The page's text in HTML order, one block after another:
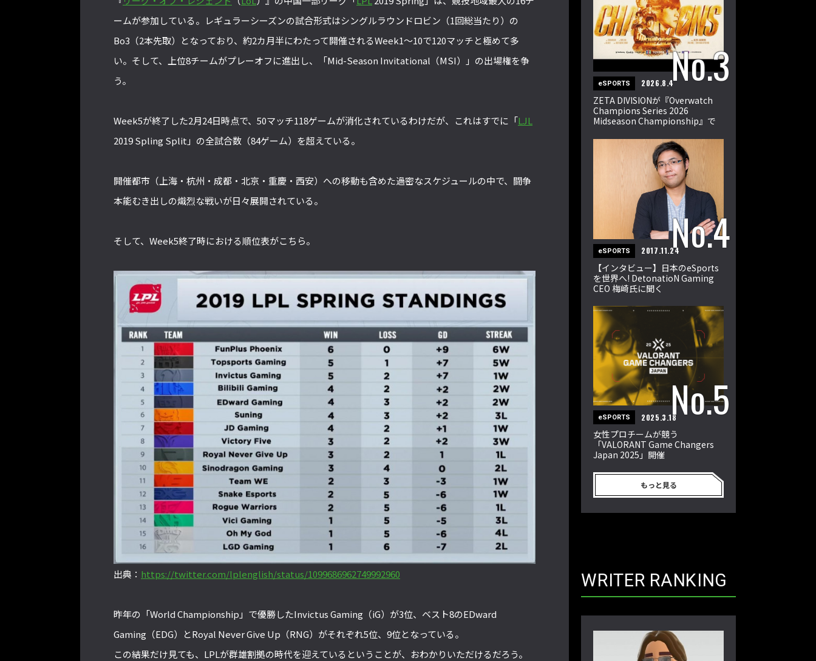
ームが参加している。レギュラーシーズンの試合形式はシングルラウンドロビン（1回総当たり）の
Bo3（2本先取）となっており、約2カ月半にわたって開催されるWeek1～10で120マッチと極めて多
い。そして、上位8チームがプレーオフに進出し、「Mid-Season Invitational（MSI）」の出場権を争
う。
Week5が終了した2月24日時点で、50マッチ118ゲームが消化されているわけだが、これはすでに「LJL
2019 Spling Split」の全試合数（84ゲーム）を超えている。
開催都市（上海・杭州・成都・北京・重慶・西安）への移動も含めた過密なスケジュールの中で、闘争
本能むき出しの熾烈な戦いが日々展開されている。
そして、Week5終了時における順位表がこちら。
出典： https://twitter.com/lplenglish/status/1099686962749992960
昨年の「World Championship」で優勝したInvictus Gaming（iG）が3位、ベスト8のEDward
Gaming（EDG）とRoyal Never Give Up（RNG）がそれぞれ5位、9位となっている。
この結果だけ見ても、LPLが群雄割拠の時代を迎えているということが、おわかりいただけるだろう。
eSPORTS 2026.8.4
ZETA DIVISIONが『Overwatch
Champions Series 2026
Midseason Championship』で
eSPORTS 2017.11.24
【インタビュー】日本のeSports
を世界へ! DetonatioN Gaming
CEO 梅崎氏に聞く
eSPORTS 2025.3.18
女性プロチームが競う
「VALORANT Game Changers
Japan 2025」開催
もっと見る
WRITER RANKING